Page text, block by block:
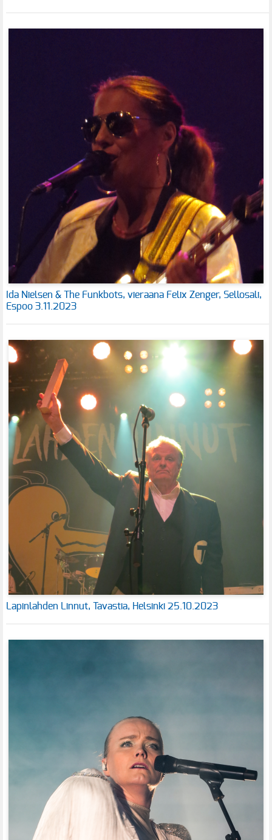
Ida Nielsen & The Funkbots, vieraana Felix Zenger, Sellosali,
Espoo 3.11.2023
Lapinlahden Linnut, Tavastia, Helsinki 25.10.2023